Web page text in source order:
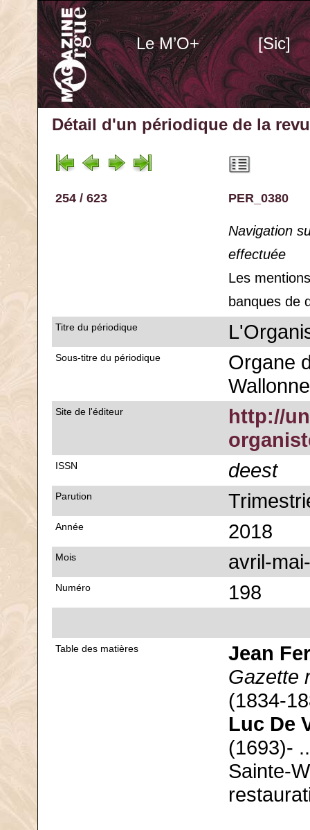
Le M’O+ [Sic]
Détail d'un périodique de la
254 / 623 PER_0380
Navigation
effectuée
Les
banques de
Titre du périodique
Sous-titre du périodique
Organe
Site de l'éditeur
http://
ISSN deest
Parution
Année 2018
Mois avril-
Numéro 198
Table des matières
Jean
Gazette
(1834-
Luc De
(1693)-
Sainte-